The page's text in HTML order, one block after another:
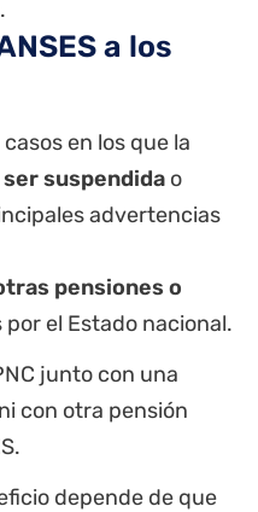
a los
en los que la
suspendida o
advertencias
pensiones o
el Estado nacional.
junto con una
con otra pensión
depende de que